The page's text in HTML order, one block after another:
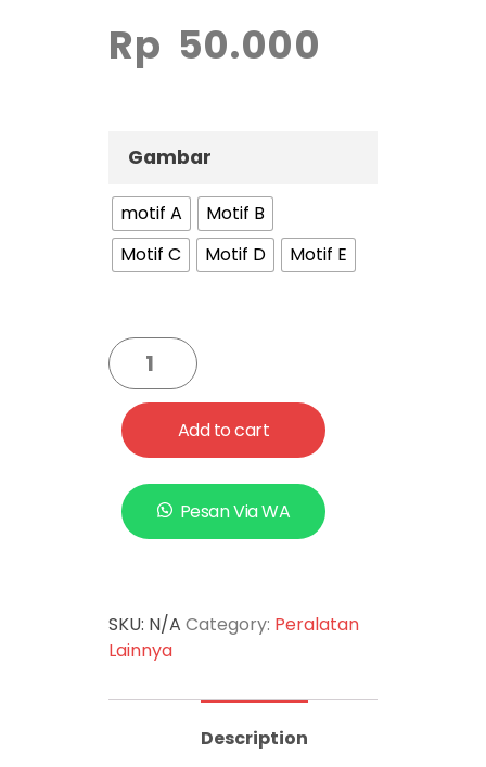
Rp 50.000
Gambar
motif A
Motif B
Motif C
Motif D Motif E
Add to cart
Pesan Via WA
SKU: N/A Category: Peralatan
Lainnya
Description